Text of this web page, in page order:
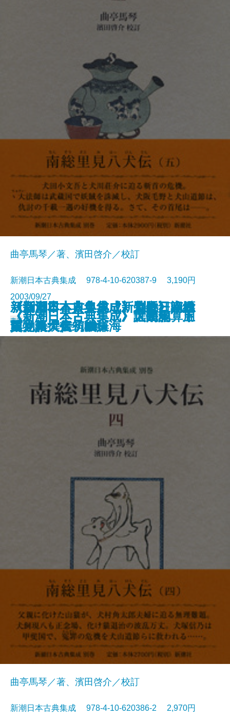
新潮日本古典集成〈新装版〉 源
氏物語 八
新潮日本古典集成〈新装版〉 春
雨物語 書初機嫌海
《新潮日本古典集成 別巻》南総
里見八犬伝 12
《新潮日本古典集成 別巻》南総
里見八犬伝 11
《新潮日本古典集成 別巻》南総
里見八犬伝 10
《新潮日本古典集成 別巻》南総
里見八犬伝 9
《新潮日本古典集成 別巻》南総
里見八犬伝 8
《新潮日本古典集成 別巻》南総
里見八犬伝 7
《新潮日本古典集成 別巻》南総
里見八犬伝 6
《新潮日本古典集成 別巻》南総
里見八犬伝 5
曲亭馬琴／著、濱田啓介／校訂
新潮日本古典集成 978-4-10-620387-9 3,190円
2003/09/27
書籍
《新潮日本古典集成 別巻》南総
里見八犬伝 4
曲亭馬琴／著、濱田啓介／校訂
新潮日本古典集成 978-4-10-620386-2 2,970円
《新潮日本古典集成 別巻》南総
里見八犬伝 3
《新潮日本古典集成 別巻》南総
里見八犬伝 2
《新潮日本古典集成 別巻》南総
里見八犬伝 1
《新潮日本古典集成》大鏡
《新潮日本古典集成》世間胸算用
《新潮日本古典集成》土佐日記
貫之集
《新潮日本古典集成》謡曲集 下
《新潮日本古典集成》太平記 五
《新潮日本古典集成》竹馬狂吟
集 新撰犬筑波集